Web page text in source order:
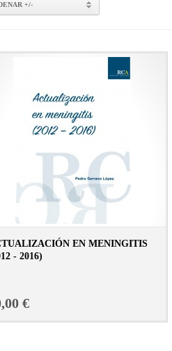
+/-
EN MENINGITIS
- 2016)
€